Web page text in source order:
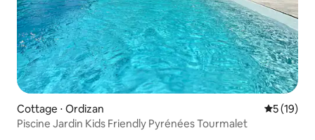
Cottage ⋅ Ordizan
5 (19)
Piscine Jardin Kids Friendly Pyrénées Tourmalet